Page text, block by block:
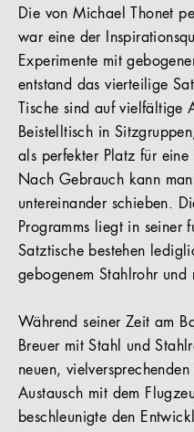
Die von Michael Thonet
war eine der
Experimente mit
entstand das vierteilige
Tische sind auf vielfältige
Beistelltisch in
als perfekter Platz für eine
Nach Gebrauch kann
untereinander schieben.
Programms liegt in seiner
Satztische bestehen
gebogenem Stahlrohr und
Während seiner Zeit am
Breuer mit Stahl und
neuen,
Austausch mit dem
beschleunigte den